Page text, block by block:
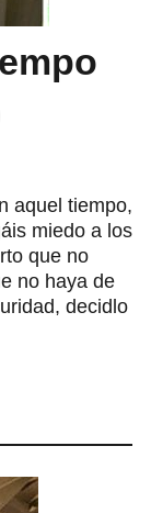
aquel tiempo,
miedo a los
que no
no haya de
decidlo